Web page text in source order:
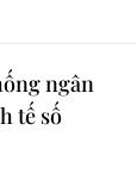
ngân
tế số